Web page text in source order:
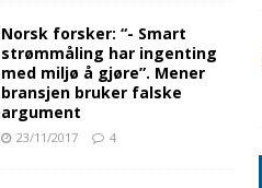
Norsk forsker: “- Smart
strømmåling har ingenting
med miljø å gjøre”. Mener
bransjen bruker falske
argument
23/11/2017 4